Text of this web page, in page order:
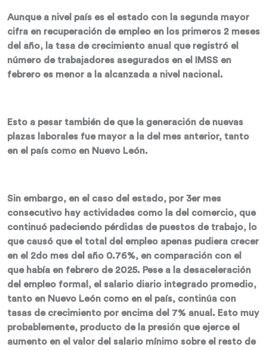
Aunque a nivel país es el estado con la segunda mayor
cifra en recuperación de empleo en los primeros 2 meses
del año, la tasa de crecimiento anual que registró el
número de trabajadores asegurados en el IMSS en
febrero es menor a la alcanzada a nivel nacional.
Esto a pesar también de que la generación de nuevas
plazas laborales fue mayor a la del mes anterior, tanto
en el país como en Nuevo León.
Sin embargo, en el caso del estado, por 3er mes
consecutivo hay actividades como la del comercio, que
continuó padeciendo pérdidas de puestos de trabajo, lo
que causó que el total del empleo apenas pudiera crecer
en el 2do mes del año 0.76%, en comparación con el
que había en febrero de 2025. Pese a la desaceleración
del empleo formal, el salario diario integrado promedio,
tanto en Nuevo León como en el país, continúa con
tasas de crecimiento por encima del 7% anual. Esto muy
probablemente, producto de la presión que ejerce el
aumento en el valor del salario mínimo sobre el resto de